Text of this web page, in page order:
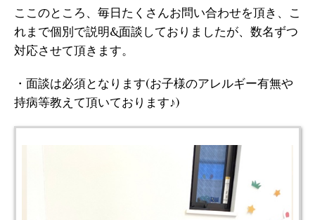
ここのところ、毎日たくさんお問い合わせを頂き、こ
れまで個別で説明&面談しておりましたが、数名ずつ
対応させて頂きます。
・面談は必須となります(お子様のアレルギー有無や
持病等教えて頂いております♪)